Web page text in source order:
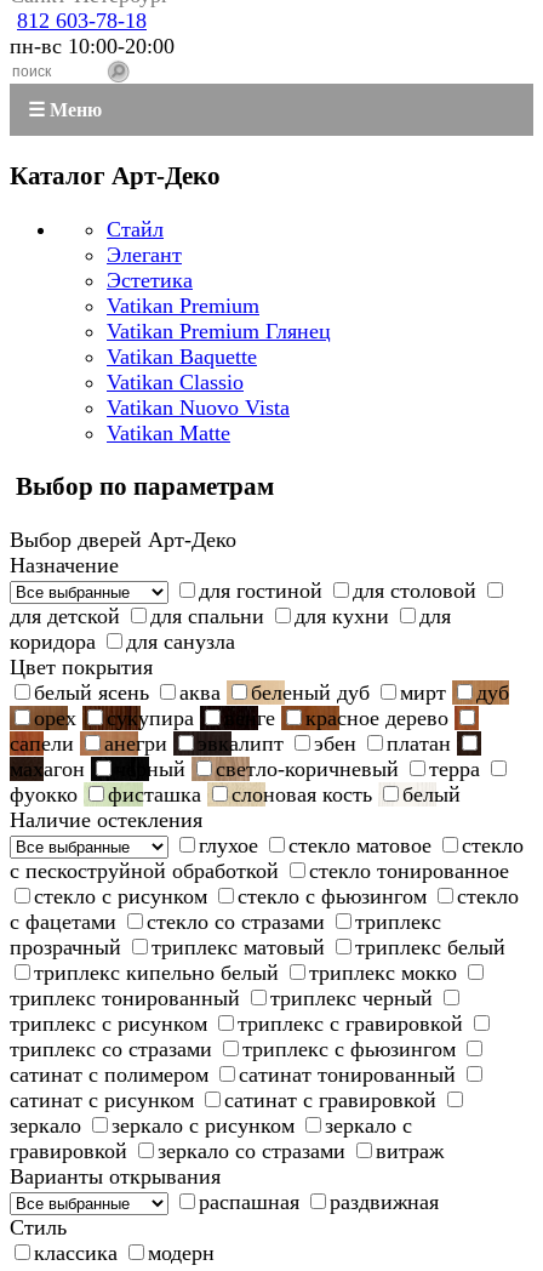
812 603-78-18
пн-вс 10:00-20:00
☰ Меню
Каталог Арт-Деко
Стайл
Элегант
Эстетика
Vatikan Premium
Vatikan Premium Глянец
Vatikan Baquette
Vatikan Classio
Vatikan Nuovo Vista
Vatikan Matte
Выбор по параметрам
Выбор дверей Арт-Деко
Назначение
для гостиной
для столовой
для детской
для спальни для кухни
для
коридора
для санузла
Цвет покрытия
белый ясень
аква беленый дуб мирт
дуб
орех
сукупира венге
красное дерево
сапели
анегри эвкалипт эбен
платан
махагон
черный светло-коричневый
терра
фуокко
фисташка слоновая кость
белый
Наличие остекления
глухое
стекло матовое
стекло
с пескоструйной обработкой
стекло тонированное
стекло с рисунком
стекло с фьюзингом
стекло
с фацетами
стекло со стразами
триплекс
прозрачный
триплекс матовый
триплекс белый
триплекс кипельно белый
триплекс мокко
триплекс тонированный
триплекс черный
триплекс с рисунком
триплекс с гравировкой
триплекс со стразами
триплекс с фьюзингом
сатинат с полимером
сатинат тонированный
сатинат с рисунком
сатинат с гравировкой
зеркало
зеркало с рисунком
зеркало с
гравировкой
зеркало со стразами
витраж
Варианты открывания
распашная
раздвижная
Стиль
классика
модерн